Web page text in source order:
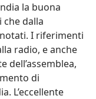
la buona
che dalla
I riferimenti
radio, e anche
dell’assemblea,
di
L’eccellente